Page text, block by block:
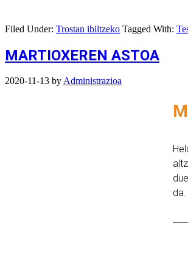
Filed Under: Trostan ibiltzeko Tagged With:
MARTIOXEREN ASTOA
2020-11-13 byAdministrazioa
da.